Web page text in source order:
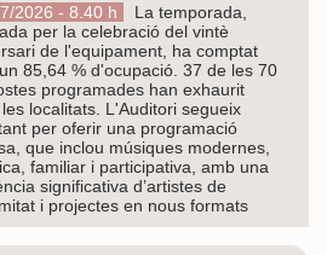
2026 - 8.40 h
La temporada,
per la celebració del vintè
de l'equipament, ha comptat
85,64 % d'ocupació. 37 de les 70
programades han exhaurit
localitats. L'Auditori segueix
per oferir una programació
que inclou músiques modernes,
familiar i participativa, amb una
significativa d’artistes de
i projectes en nous formats